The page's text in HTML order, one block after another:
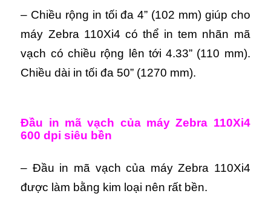
– Chiều rộng in tối đa 4” (102 mm) giúp cho
máy Zebra 110Xi4 có thể in tem nhãn mã
vạch có chiều rộng lên tới 4.33” (110 mm).
Chiều dài in tối đa 50” (1270 mm).
Đầu in mã vạch của máy Zebra 110Xi4
600 dpi siêu bền
– Đầu in mã vạch của máy Zebra 110Xi4
được làm bằng kim loại nên rất bền.